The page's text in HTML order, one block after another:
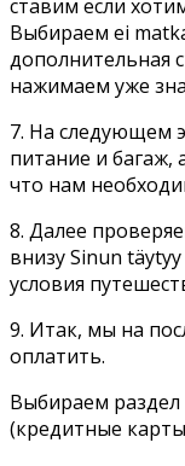
ставим если
Выбираем ei
дополнительная
нажимаем уже
7. На следующем
питание и багаж,
что нам
8. Далее
внизу Sinun
условия
9. Итак, мы на
оплатить.
Выбираем
(кредитные